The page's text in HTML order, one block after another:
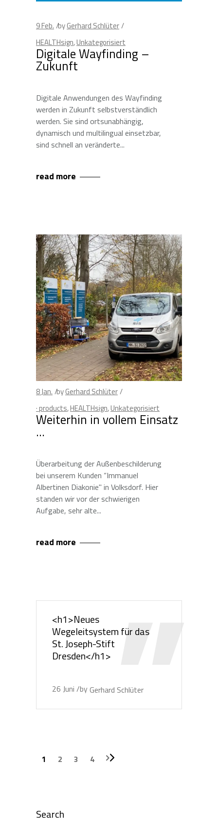
9Feb. byGerhard Schlüter
HEALTHsign,Unkategorisiert
Digitale Wayfinding –
Zukunft
Digitale Anwendungen des Wayfinding
werden in Zukunft selbstverständlich
werden. Sie sind ortsunabhängig,
dynamisch und multilingual einsetzbar,
sind schnell an veränderte
read more
8Jan. byGerhard Schlüter
· products,HEALTHsign,Unkategorisiert
Weiterhin in vollem Einsatz
…
Überarbeitung der Außenbeschilderung
bei unserem Kunden “Immanuel
Albertinen Diakonie" in Volksdorf. Hier
standen wir vor der schwierigen
Aufgabe, sehr alte
read more
<h1>Neues
Wegeleitsystem für das
St. Joseph-Stift
Dresden</h1>
26 Juni byGerhard Schlüter
1 2 3 4
Search